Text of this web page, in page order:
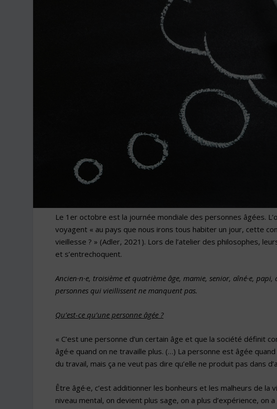
Le 1 eroctobre est la journée mondiale des personnes âgées.
voyagent « au pays que nous irons tous habiter un jour, cette
vieillesse ? » (Adler, 2021). Lors de l’atelier des philosophes,
et s’entrechoquent.
Ancien·n·e, troisième et quatrième âge, mamie, senior, aîné·e,
personnes qui vieillissent ne manquent pas.
Qu’est-ce qu’une personne âgée ?
« C’est une personne d’un certain âge et que la société définit
âgé·e quand on ne travaille plus. (…) La personne est âgée
du travail, mais ça ne veut pas dire qu’elle ne produit pas dans
Être âgé·e, c’est additionner les bonheurs et les malheurs de la
niveau mental, on devient plus sage, on a plus d’expérience, on